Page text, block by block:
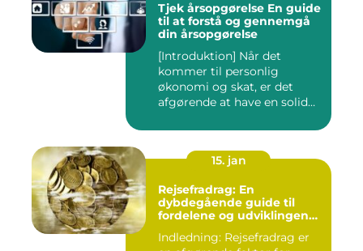
Tjek årsopgørelse En guide
til at forstå og gennemgå
din årsopgørelse
[Introduktion] Når det
kommer til personlig
økonomi og skat, er det
afgørende at have en solid
15. jan
Rejsefradrag: En
dybdegående guide til
fordelene og udviklingen
Indledning: Rejsefradrag er